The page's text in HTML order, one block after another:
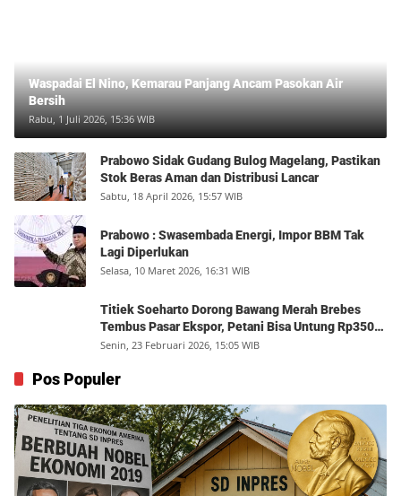
Waspadai El Nino, Kemarau Panjang Ancam Pasokan Air
Bersih
Rabu, 1 Juli 2026, 15:36 WIB
Prabowo Sidak Gudang Bulog Magelang, Pastikan
Stok Beras Aman dan Distribusi Lancar
Sabtu, 18 April 2026, 15:57 WIB
Prabowo : Swasembada Energi, Impor BBM Tak
Lagi Diperlukan
Selasa, 10 Maret 2026, 16:31 WIB
Titiek Soeharto Dorong Bawang Merah Brebes
Tembus Pasar Ekspor, Petani Bisa Untung Rp350
Juta per Hektare
Senin, 23 Februari 2026, 15:05 WIB
Pos Populer